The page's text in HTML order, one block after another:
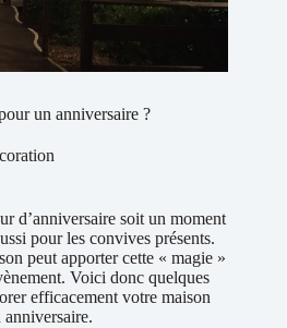
un anniversaire ?
d’anniversaire soit un moment
pour les convives présents.
peut apporter cette « magie »
Voici donc quelques
efficacement votre maison